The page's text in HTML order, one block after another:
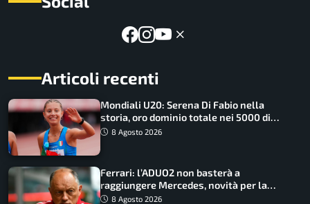
Articoli recenti
Mondiali U20: Serena Di Fabio nella
storia, oro dominio totale nei 5000 di
marcia
8 Agosto 2026
Ferrari: l’ADUO2 non basterà a
raggiungere Mercedes, novità per la
Macarena
8 Agosto 2026